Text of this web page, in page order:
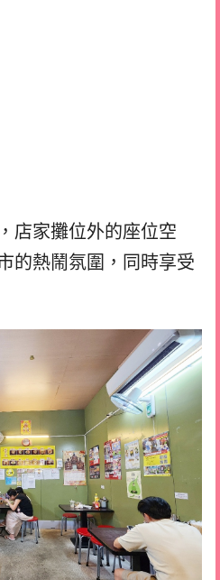
店家攤位外的座位空
的熱鬧氛圍，同時享受